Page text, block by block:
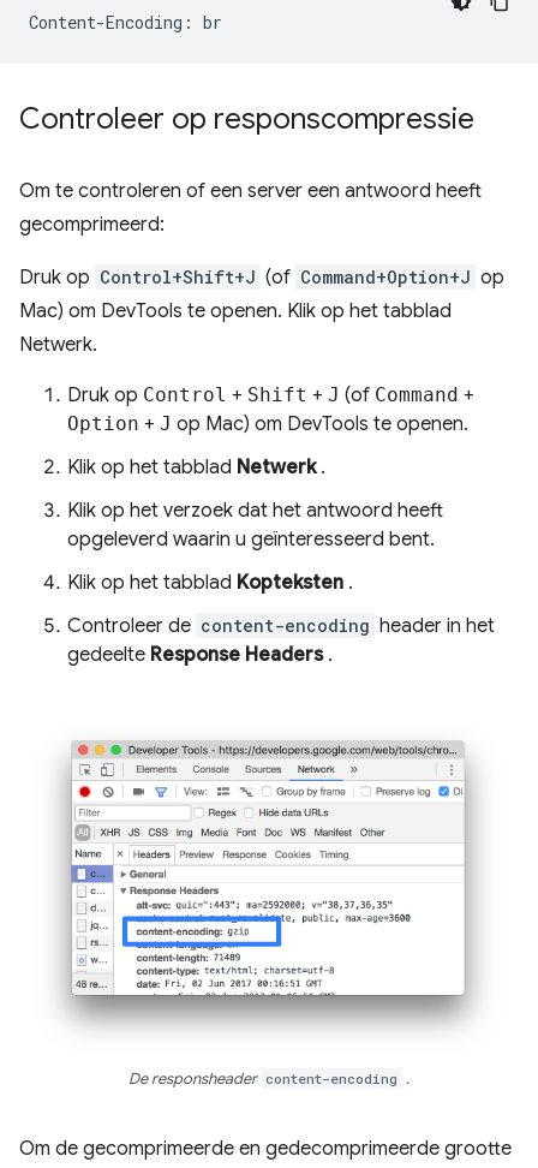
Controleer op responscompressie
Om te controleren of een server een antwoord heeft
gecomprimeerd:
Druk op Control+Shift+J (of Command+Option+J op
Mac) om DevTools te openen. Klik op het tabblad
Netwerk.
Druk op Control + Shift + J (of Command +
Option + J op Mac) om DevTools te openen.
Klik op het tabblad Netwerk.
Klik op het verzoek dat het antwoord heeft
opgeleverd waarin u geïnteresseerd bent.
Klik op het tabblad Kopteksten .
Controleer de content-encoding header in het
gedeelte Response Headers.
De responsheader content-encoding .
Om de gecomprimeerde en gedecomprimeerde grootte